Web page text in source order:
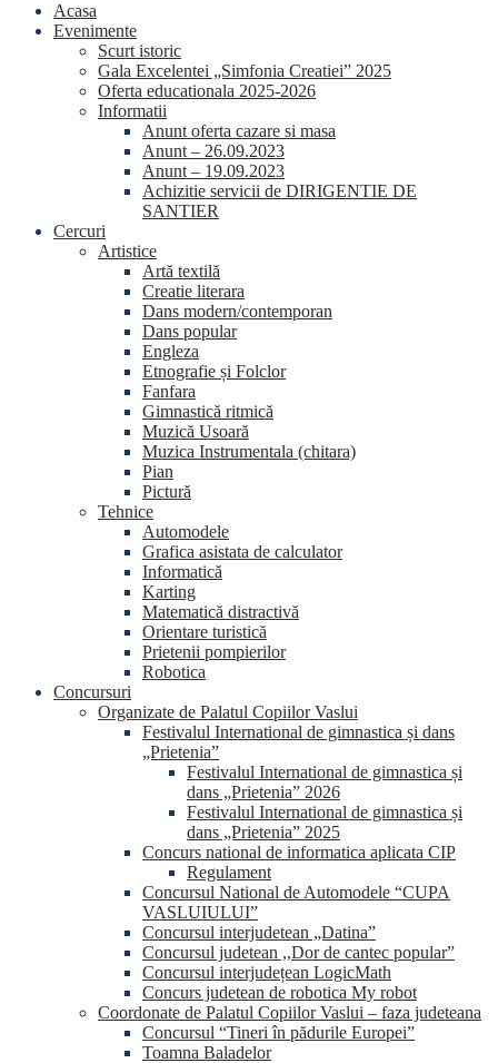
Acasa
Evenimente
Scurt istoric
Gala Excelentei „Simfonia Creatiei” 2025
Oferta educationala 2025-2026
Informatii
Anunt oferta cazare si masa
Anunt – 26.09.2023
Anunt – 19.09.2023
Achizitie servicii de DIRIGENTIE DE
SANTIER
Cercuri
Artistice
Artă textilă
Creatie literara
Dans modern/contemporan
Dans popular
Engleza
Etnografie și Folclor
Fanfara
Gimnastică ritmică
Muzică Usoară
Muzica Instrumentala (chitara)
Pian
Pictură
Tehnice
Automodele
Grafica asistata de calculator
Informatică
Karting
Matematică distractivă
Orientare turistică
Prietenii pompierilor
Robotica
Concursuri
Organizate de Palatul Copiilor Vaslui
Festivalul International de gimnastica și dans
„Prietenia”
Festivalul International de gimnastica și
dans „Prietenia” 2026
Festivalul International de gimnastica și
dans „Prietenia” 2025
Concurs national de informatica aplicata CIP
Regulament
Concursul National de Automodele “CUPA
VASLUIULUI”
Concursul interjudetean „Datina”
Concursul judetean ,,Dor de cantec popular”
Concursul interjudețean LogicMath
Concurs judetean de robotica My robot
Coordonate de Palatul Copiilor Vaslui – faza judeteana
Concursul “Tineri în pădurile Europei”
Toamna Baladelor